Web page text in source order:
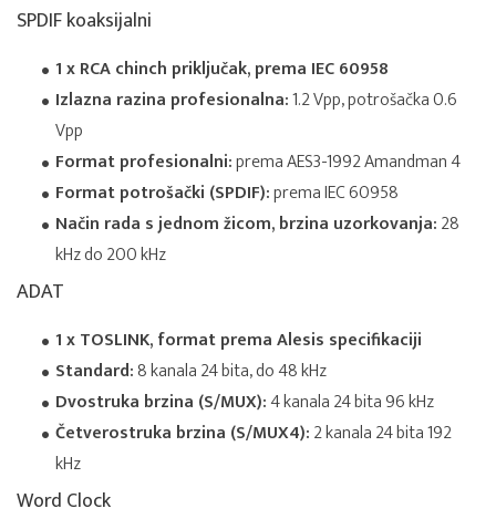
SPDIF koaksijalni
1 x RCA chinch priključak, prema IEC 60958
Izlazna razina profesionalna:1.2 Vpp, potrošačka 0.6
Vpp
Format profesionalni:prema AES3-1992 Amandman 4
Format potrošački (SPDIF):prema IEC 60958
Način rada s jednom žicom, brzina uzorkovanja:28
kHz do 200 kHz
ADAT
1 x TOSLINK, format prema Alesis specifikaciji
Standard:8 kanala 24 bita, do 48 kHz
Dvostruka brzina (S/MUX):4 kanala 24 bita 96 kHz
Četverostruka brzina (S/MUX4):2 kanala 24 bita 192
kHz
Word Clock